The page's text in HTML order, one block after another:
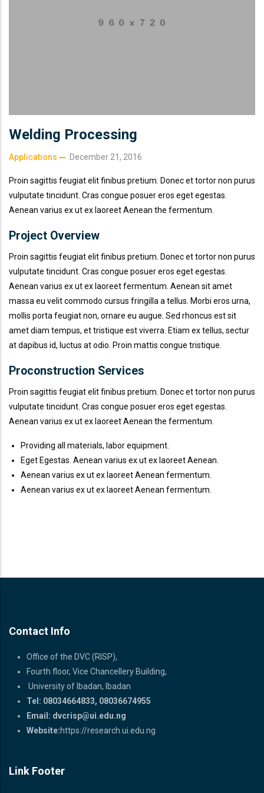
Welding Processing
Applications December 21, 2016
Proin sagittis feugiat elit finibus pretium. Donec et tortor non purus
vulputate tincidunt. Cras congue posuer eros eget egestas.
Aenean varius ex ut ex laoreet Aenean the fermentum.
Project Overview
Proin sagittis feugiat elit finibus pretium. Donec et tortor non purus
vulputate tincidunt. Cras congue posuer eros eget egestas.
Aenean varius ex ut ex laoreet fermentum. Aenean sit amet
massa eu velit commodo cursus fringilla a tellus. Morbi eros urna,
mollis porta feugiat non, ornare eu augue. Sed rhoncus est sit
amet diam tempus, et tristique est viverra. Etiam ex tellus, sectur
at dapibus id, luctus at odio. Proin mattis congue tristique.
Proconstruction Services
Proin sagittis feugiat elit finibus pretium. Donec et tortor non purus
vulputate tincidunt. Cras congue posuer eros eget egestas.
Aenean varius ex ut ex laoreet Aenean the fermentum.
Providing all materials, labor equipment.
Eget Egestas. Aenean varius ex ut ex laoreet Aenean.
Aenean varius ex ut ex laoreet Aenean fermentum.
Aenean varius ex ut ex laoreet Aenean fermentum.
Contact Info
Office of the DVC (RISP),
Fourth floor, Vice Chancellery Building,
University of Ibadan, Ibadan
Tel: 08034664833, 08036674955
Email: dvcrisp@ui.edu.ng
Website:https://research.ui.edu.ng
Link Footer